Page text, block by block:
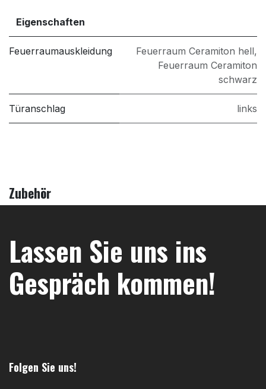
Eigenschaften
Feuerraumauskleidung Feuerraum Ceramiton hell,
Feuerraum Ceramiton
schwarz
Türanschlag links
Zubehör
Lassen Sie uns ins
Gespräch kommen!
Folgen Sie uns!